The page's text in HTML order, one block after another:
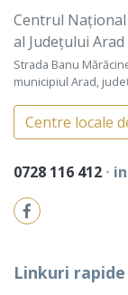
Centrul
al Județului Arad
Strada Banu
municipiul Arad,
Centre locale
0728 116 412 ⋅
Linkuri rapide